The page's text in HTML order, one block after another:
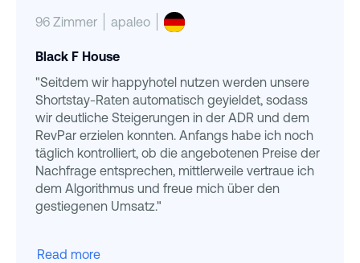
96 Zimmer apaleo
Black F House
"Seitdem wir happyhotel nutzen werden unsere
Shortstay-Raten automatisch geyieldet, sodass
wir deutliche Steigerungen in der ADR und dem
RevPar erzielen konnten. Anfangs habe ich noch
täglich kontrolliert, ob die angebotenen Preise der
Nachfrage entsprechen, mittlerweile vertraue ich
dem Algorithmus und freue mich über den
gestiegenen Umsatz."
Read more